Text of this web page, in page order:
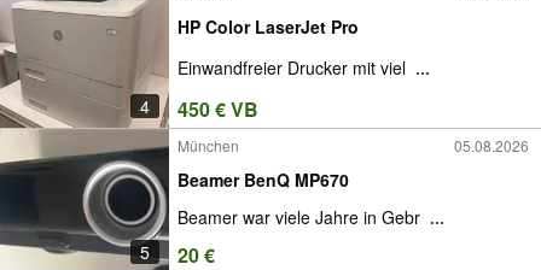
4
HP Color LaserJet Pro
Einwandfreier Drucker mit viel ...
450 € VB
5
München 05.08.2026
Beamer BenQ MP670
Beamer war viele Jahre in Gebr ...
20 €